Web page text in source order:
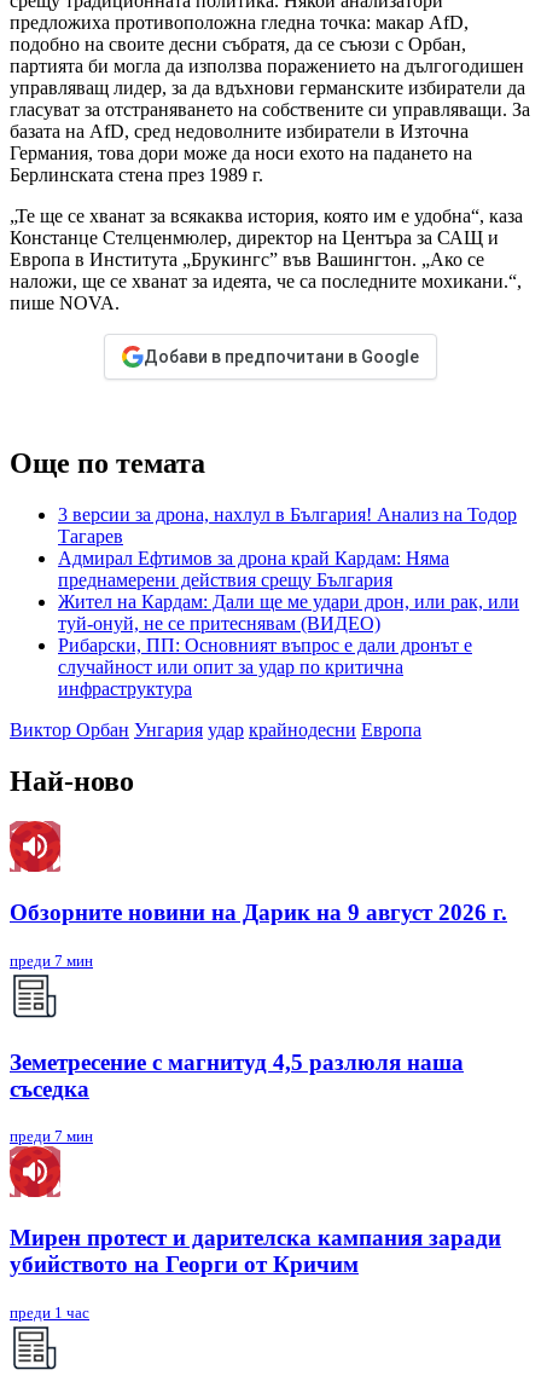
предложиха противоположна гледна точка: макар AfD,
подобно на своите десни събратя, да се съюзи с Орбан,
партията би могла да използва поражението на дългогодишен
управляващ лидер, за да вдъхнови германските избиратели да
гласуват за отстраняването на собствените си управляващи. За
базата на AfD, сред недоволните избиратели в Източна
Германия, това дори може да носи ехото на падането на
Берлинската стена през 1989 г.
„Те ще се хванат за всякаква история, която им е удобна“, каза
Констанце Стелценмюлер, директор на Центъра за САЩ и
Европа в Института „Брукингс” във Вашингтон. „Ако се
наложи, ще се хванат за идеята, че са последните мохикани.“,
пише NOVA.
Добави в предпочитани в Google
Още по темата
3 версии за дрона, нахлул в България! Анализ на Тодор
Тагарев
Адмирал Ефтимов за дрона край Кардам: Няма
преднамерени действия срещу България
Жител на Кардам: Дали ще ме удари дрон, или рак, или
туй-онуй, не се притеснявам (ВИДЕО)
Рибарски, ПП: Основният въпрос е дали дронът е
случайност или опит за удар по критична
инфраструктура
Виктор Орбан Унгария удар крайнодесни Европа
Най-ново
Обзорните новини на Дарик на 9 август 2026 г.
преди 7 мин
Земетресение с магнитуд 4,5 разлюля наша
съседка
преди 7 мин
Мирен протест и дарителска кампания заради
убийството на Георги от Кричим
преди 1 час